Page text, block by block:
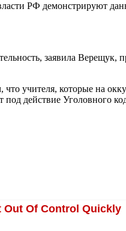
РФ демонстрируют
заявила Верещук,
учителя, которые на
действие Уголовного